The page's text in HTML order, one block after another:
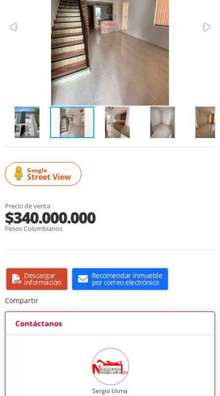
Google
Street View
Precio de venta
$340.000.000
Pesos Colombianos
Descargar
información
Recomendar inmueble
por correo electrónico
Compartir
Contáctanos
Sergio Usma